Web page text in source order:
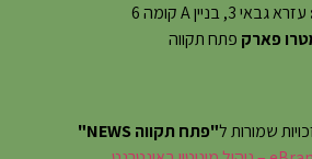
עזרא גבאי 3, בניין A קומה 6
פארק פתח תקווה
שמורות ל"פתח תקווה NEWS"